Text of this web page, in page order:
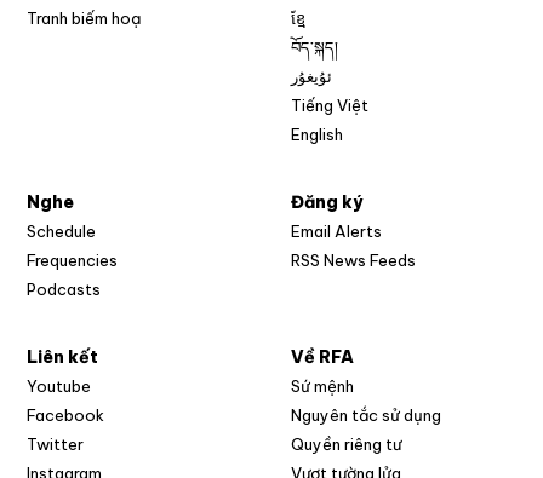
Tranh biếm hoạ
ខ្មែ
བོད་སྐད།
ئۇيغۇر
Tiếng Việt
English
Nghe
Schedule
Frequencies
Podcasts
Đăng ký
Email Alerts
RSS News Feeds
Liên kết
Youtube
Facebook
Twitter
Instagram
Về RFA
Sứ mệnh
Nguyên tắc sử dụng
Quyền riêng tư
Vượt tường lửa